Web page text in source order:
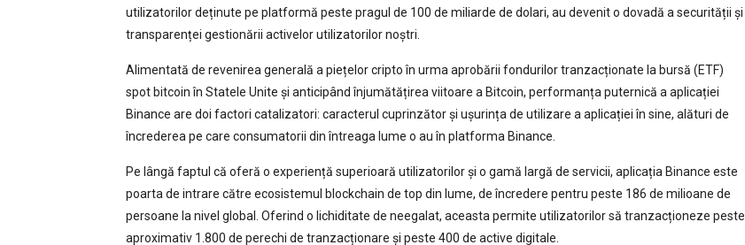
utilizatorilor deținute pe platformă peste pragul de 100 de miliarde de dolari, au devenit o dovadă a securității și
transparenței gestionării activelor utilizatorilor noștri.
Alimentată de revenirea generală a piețelor cripto în urma aprobării fondurilor tranzacționate la bursă (ETF)
spot bitcoin în Statele Unite și anticipând înjumătățirea viitoare a Bitcoin, performanța puternică a aplicației
Binance are doi factori catalizatori: caracterul cuprinzător și ușurința de utilizare a aplicației în sine, alături de
încrederea pe care consumatorii din întreaga lume o au în platforma Binance.
Pe lângă faptul că oferă o experiență superioară utilizatorilor și o gamă largă de servicii, aplicația Binance este
poarta de intrare către ecosistemul blockchain de top din lume, de încredere pentru peste 186 de milioane de
persoane la nivel global. Oferind o lichiditate de neegalat, aceasta permite utilizatorilor să tranzacționeze peste
aproximativ 1.800 de perechi de tranzacționare și peste 400 de active digitale.